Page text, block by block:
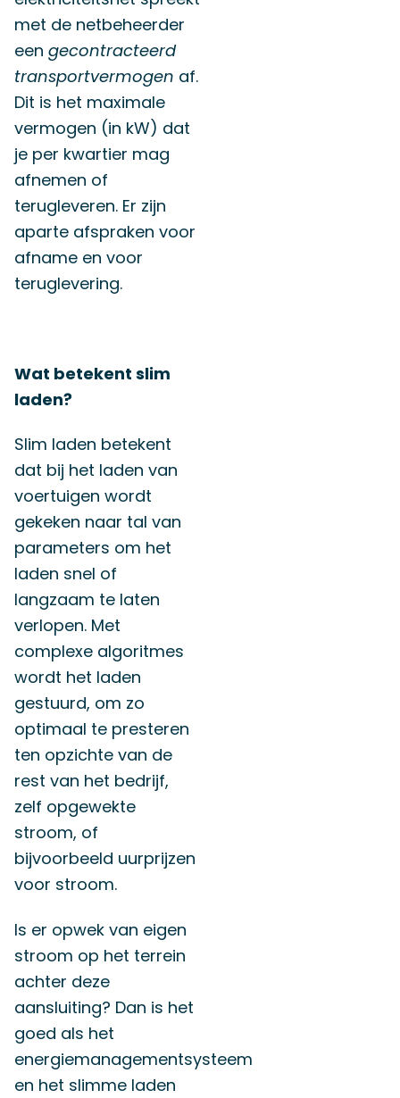
met de netbeheerder
een gecontracteerd
transportvermogen af.
Dit is het maximale
vermogen (in kW) dat
je per kwartier mag
afnemen of
terugleveren. Er zijn
aparte afspraken voor
afname en voor
teruglevering.
Wat betekent slim
laden?
Slim laden betekent
dat bij het laden van
voertuigen wordt
gekeken naar tal van
parameters om het
laden snel of
langzaam te laten
verlopen. Met
complexe algoritmes
wordt het laden
gestuurd, om zo
optimaal te presteren
ten opzichte van de
rest van het bedrijf,
zelf opgewekte
stroom, of
bijvoorbeeld uurprijzen
voor stroom.
Is er opwek van eigen
stroom op het terrein
achter deze
aansluiting? Dan is het
goed als het
energiemanagementsysteem
en het slimme laden